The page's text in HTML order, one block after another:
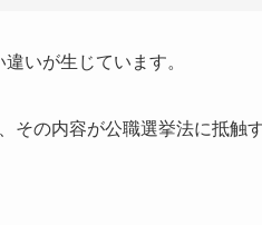
いが生じています。
その内容が公職選挙法に抵触